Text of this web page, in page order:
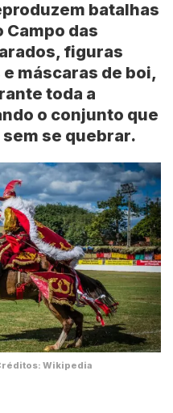
batalhas
Campo das
, figuras
máscaras de boi,
toda a
o conjunto que
se quebrar.
Wikipedia